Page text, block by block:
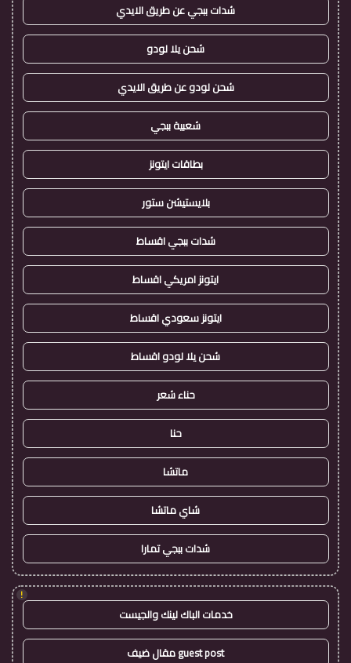
شدات ببجي عن طريق الايدي
شحن يلا لودو
شحن لودو عن طريق الايدي
شعبية ببجي
بطاقات ايتونز
بلايستيشن ستور
شدات ببجي اقساط
ايتونز امريكي اقساط
ايتونز سعودي اقساط
شحن يلا لودو اقساط
حناء شعر
حنا
ماتشا
شاي ماتشا
شدات ببجي تمارا
!
خدمات الباك لينك والجيست
guest post مقال ضيف